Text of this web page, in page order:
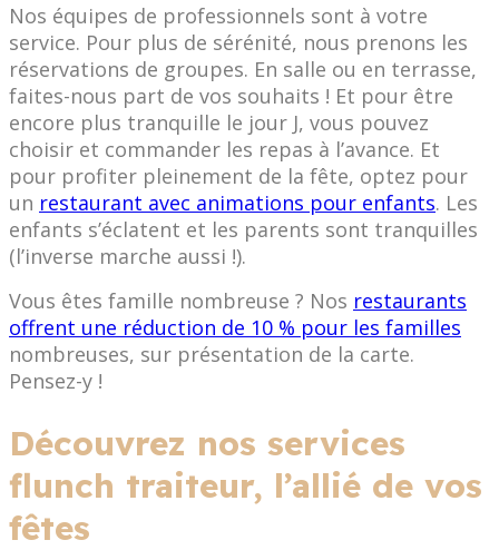
Nos équipes de professionnels sont à votre
service. Pour plus de sérénité, nous prenons les
réservations de groupes. En salle ou en terrasse,
faites-nous part de vos souhaits ! Et pour être
encore plus tranquille le jour J, vous pouvez
choisir et commander les repas à l’avance. Et
pour profiter pleinement de la fête, optez pour
un restaurant avec animations pour enfants. Les
enfants s’éclatent et les parents sont tranquilles
(l’inverse marche aussi !).
Vous êtes famille nombreuse ? Nos restaurants
offrent une réduction de 10 % pour les familles
nombreuses, sur présentation de la carte.
Pensez-y !
Découvrez nos services
flunch traiteur, l’allié de vos
fêtes